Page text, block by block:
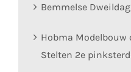
Bemmelse
Hobma Modelbouw
Stelten 2e